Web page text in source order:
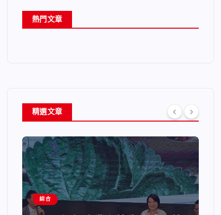
熱門文章
精選文章
綜合